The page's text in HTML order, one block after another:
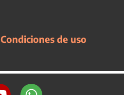
Condiciones de uso